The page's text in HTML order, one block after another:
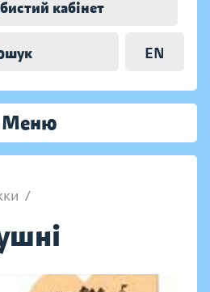
кабінет
EN
Меню
/